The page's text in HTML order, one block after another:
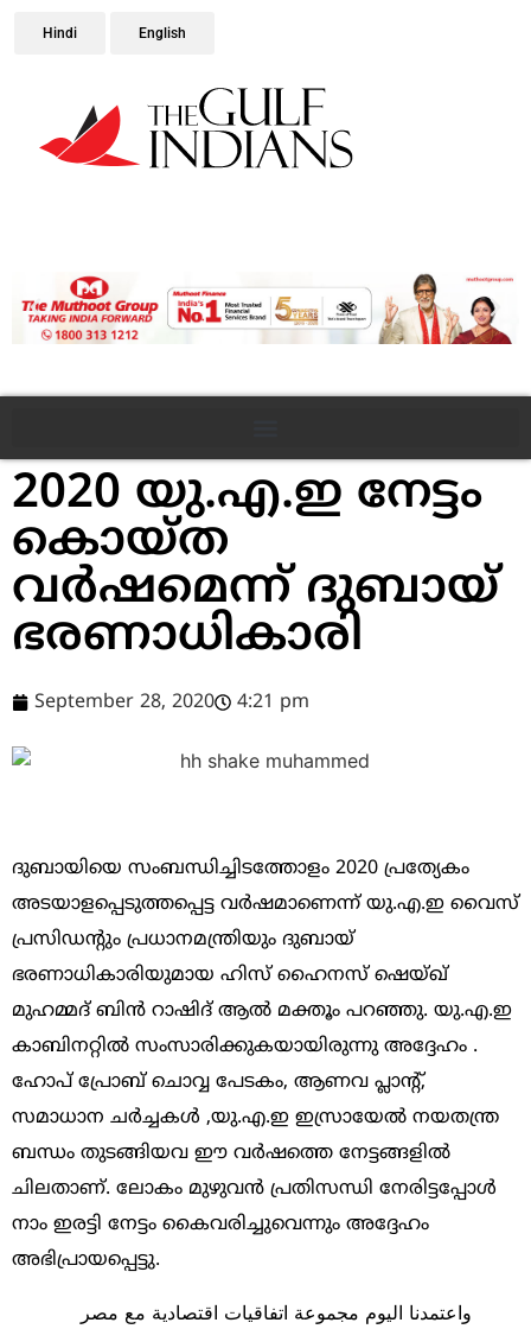
Hindi English
2020 യു.എ.ഇ നേട്ടം
കൊയ്ത
വര്‍ഷമെന്ന് ദുബായ്
ഭരണാധികാരി
September 28, 2020 4:21 pm
ദുബായിയെ സംബന്ധിച്ചിടത്തോളം 2020 പ്രത്യേകം
അടയാളപ്പെടുത്തപ്പെട്ട വര്‍ഷമാണെന്ന് യു.എ.ഇ വൈസ്
പ്രസിഡന്റും പ്രധാനമന്ത്രിയും ദുബായ്
ഭരണാധികാരിയുമായ ഹിസ് ഹൈനസ് ഷെയ്ഖ്
മുഹമ്മദ് ബിന്‍ റാഷിദ് ആല്‍ മക്തൂം പറഞ്ഞു. യു.എ.ഇ
കാബിനറ്റില്‍ സംസാരിക്കുകയായിരുന്നു അദ്ദേഹം .
ഹോപ് പ്രോബ് ചൊവ്വ പേടകം, ആണവ പ്ലാന്റ്,
സമാധാന ചര്‍ച്ചകള്‍ ,യു.എ.ഇ ഇസ്രായേല്‍ നയതന്ത്ര
ബന്ധം തുടങ്ങിയവ ഈ വര്‍ഷത്തെ നേട്ടങ്ങളില്‍
ചിലതാണ്. ലോകം മുഴുവന്‍ പ്രതിസന്ധി നേരിട്ടപ്പോള്‍
നാം ഇരട്ടി നേട്ടം കൈവരിച്ചുവെന്നും അദ്ദേഹം
അഭിപ്രായപ്പെട്ടു.
واعتمدنا اليوم مجموعة اتفاقيات اقتصادية مع مصر